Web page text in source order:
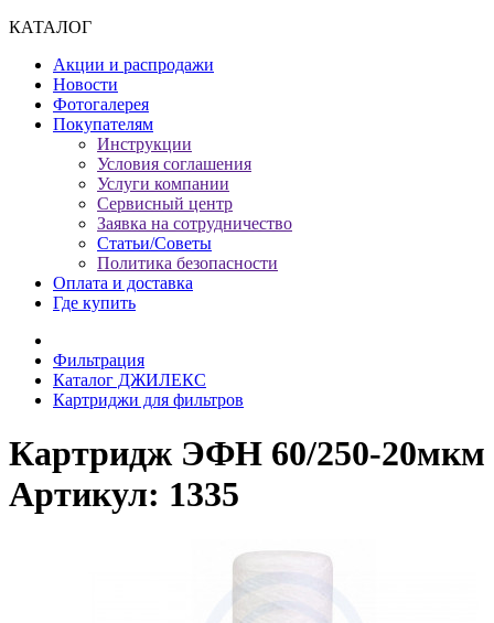
КАТАЛОГ
Акции и распродажи
Новости
Фотогалерея
Покупателям
Инструкции
Условия соглашения
Услуги компании
Сервисный центр
Заявка на сотрудничество
Статьи/Советы
Политика безопасности
Оплата и доставка
Где купить
Фильтрация
Каталог ДЖИЛЕКС
Картриджи для фильтров
Картридж ЭФН 60/250-20мкм
Артикул: 1335